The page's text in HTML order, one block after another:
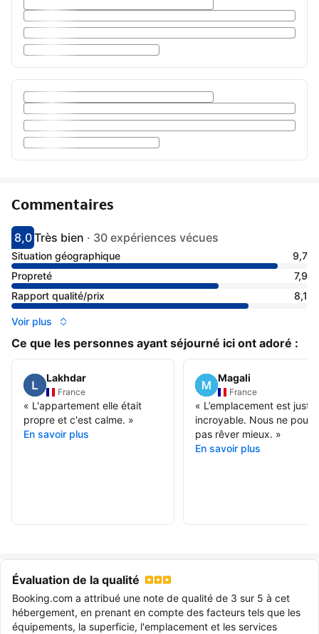
Commentaires
Avec une note de 8
8,0
très bienTrès bien · 30 expériences vécues
Situation géographique
9,7
Propreté
7,9
Rapport qualité/prix
8,1
Voir plus
Ce que les personnes ayant séjourné ici ont adoré :
Lakhdar
France
« L'appartement elle était
propre et c'est calme. »
En savoir plus
Magali
France
« L’emplacement est juste
incroyable. Nous ne
pas rêver mieux. »
En savoir plus
Évaluation de la qualité
Booking.com a attribué une note de qualité de 3 sur 5 à cet
hébergement, en prenant en compte des facteurs tels que les
équipements, la superficie, l'emplacement et les services